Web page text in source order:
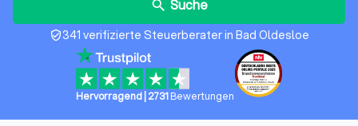
search Suche
verified_user341 verifizierte Steuerberater in Bad Oldesloe
Hervorragend| 2731 Bewertungen